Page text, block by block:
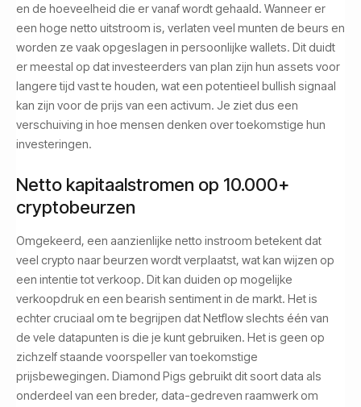
en de hoeveelheid die er vanaf wordt gehaald. Wanneer er
een hoge netto uitstroom is, verlaten veel munten de beurs en
worden ze vaak opgeslagen in persoonlijke wallets. Dit duidt
er meestal op dat investeerders van plan zijn hun assets voor
langere tijd vast te houden, wat een potentieel bullish signaal
kan zijn voor de prijs van een activum. Je ziet dus een
verschuiving in hoe mensen denken over toekomstige hun
investeringen.
Netto kapitaalstromen op 10.000+
cryptobeurzen
Omgekeerd, een aanzienlijke netto instroom betekent dat
veel crypto naar beurzen wordt verplaatst, wat kan wijzen op
een intentie tot verkoop. Dit kan duiden op mogelijke
verkoopdruk en een bearish sentiment in de markt. Het is
echter cruciaal om te begrijpen dat Netflow slechts één van
de vele datapunten is die je kunt gebruiken. Het is geen op
zichzelf staande voorspeller van toekomstige
prijsbewegingen. Diamond Pigs gebruikt dit soort data als
onderdeel van een breder, data-gedreven raamwerk om